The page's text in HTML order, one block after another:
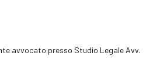
avvocato presso Studio Legale Avv.